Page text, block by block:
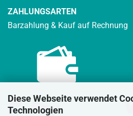
Diese Webseite verwendet
Technologien
ZAHLUNGSARTEN
Barzahlung & Kauf auf Rechnung